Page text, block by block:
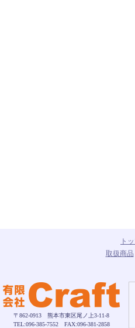
ト
取扱商品
〒862-0913 熊本市東区尾ノ上3-11-8
TEL:096-385-7552 FAX:096-381-2858